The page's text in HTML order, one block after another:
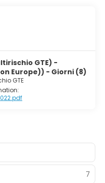
GTE) -
Europe)) - Giorni (8)
GTE
7